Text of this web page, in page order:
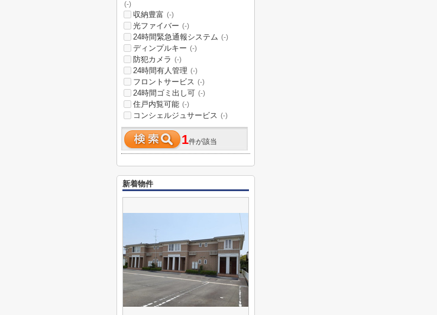
(-)
収納豊富 (-)
光ファイバー (-)
24時間緊急通報システム (-)
ディンプルキー (-)
防犯カメラ (-)
24時間有人管理 (-)
フロントサービス (-)
24時間ゴミ出し可 (-)
住戸内覧可能 (-)
コンシェルジュサービス (-)
1件が該当
新着物件